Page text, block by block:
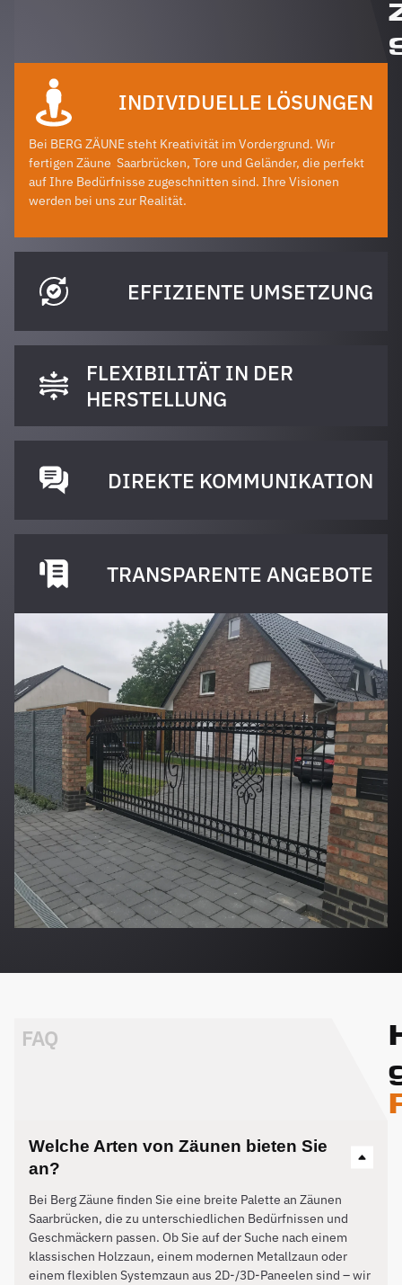
INDIVIDUELLE LÖSUNGEN
Bei BERG ZÄUNE steht Kreativität im Vordergrund. Wir
fertigen Zäune Saarbrücken, Tore und Geländer, die perfekt
auf Ihre Bedürfnisse zugeschnitten sind. Ihre Visionen
werden bei uns zur Realität.
EFFIZIENTE UMSETZUNG
FLEXIBILITÄT IN DER
HERSTELLUNG
DIREKTE KOMMUNIKATION
TRANSPARENTE ANGEBOTE
FAQ
Welche Arten von Zäunen bieten Sie
an?
Bei Berg Zäune finden Sie eine breite Palette an Zäunen
Saarbrücken, die zu unterschiedlichen Bedürfnissen und
Geschmäckern passen. Ob Sie auf der Suche nach einem
klassischen Holzzaun, einem modernen Metallzaun oder
einem flexiblen Systemzaun aus 2D-/3D-Paneelen sind – wir